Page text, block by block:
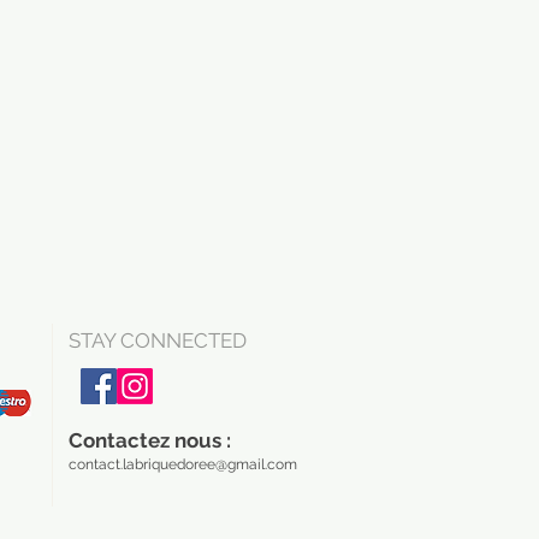
STAY CONNECTED
Contactez nous :
contact.labriquedoree@gmail.com